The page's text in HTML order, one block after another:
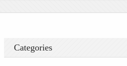
Categories